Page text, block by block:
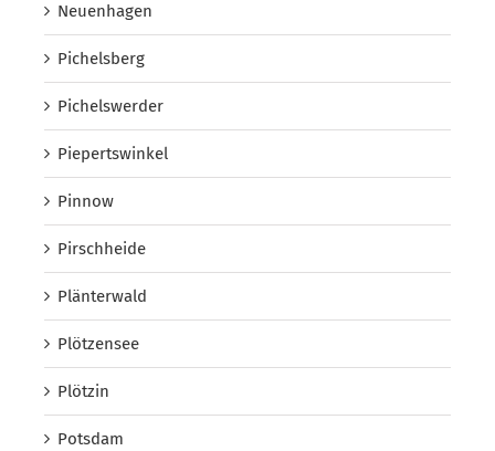
Neuenhagen
Pichelsberg
Pichelswerder
Piepertswinkel
Pinnow
Pirschheide
Plänterwald
Plötzensee
Plötzin
Potsdam